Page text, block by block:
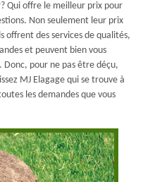
Qui offre le meilleur prix pour
Non seulement leur prix
offrent des services de qualités,
et peuvent bien vous
pour ne pas être déçu,
MJ Elagage qui se trouve à
les demandes que vous